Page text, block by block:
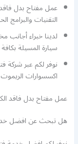
عمل مفتاح بدل
التقنيات والبرامج
لدينا خبراء
سيارة المسيلة بكافة
نوفر لكم عبر شركة
اكسسوارات
عمل مفتاح بدل فاقد
هل تبحث عن افضل